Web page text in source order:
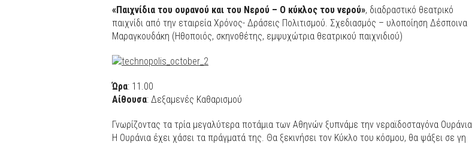
«Παιχνίδια του ουρανού και του Νερού – Ο κύκλος του νερού», διαδραστικό θεατρικό
παιχνίδι από την εταιρεία Χρόνος- Δράσεις Πολιτισμού. Σχεδιασμός – υλοποίηση Δέσποινα
Μαραγκουδάκη (Ηθοποιός, σκηνοθέτης, εμψυχώτρια θεατρικού παιχνιδιού)
Ώρα: 11.00
Αίθουσα: Δεξαμενές Καθαρισμού
Γνωρίζοντας τα τρία μεγαλύτερα ποτάμια των Αθηνών ξυπνάμε την νεραϊδοσταγόνα Ουράνια.
Η Ουράνια έχει χάσει τα πράγματά της. Θα ξεκινήσει τον Κύκλο του κόσμου, θα ψάξει σε γη